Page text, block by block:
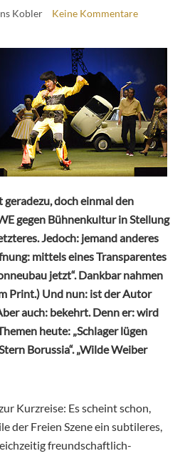
Kobler Keine Kommentare
geradezu, doch einmal den
gegen Bühnenkultur in Stellung
Jedoch: jemand anderes
mittels eines Transparentes
jetzt“. Dankbar nahmen
Print.) Und nun: ist der Autor
auch: bekehrt. Denn er: wird
heute: „Schlager lügen
Borussia“. „Wilde Weiber
Kurzreise: Es scheint schon,
der Freien Szene ein subtileres,
freundschaftlich-